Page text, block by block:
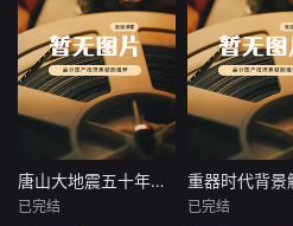
约热内卢废墟中，
城市被阶级斗争撕
裂，人们沉迷于血
腥竞技。一位抵抗
运动领袖为拯救妹
妹免于遭遇比死亡
更惨烈的命运，被
迫卷入一场暴力而
高风险的竞赛。
着阳光的地
岸，这部野
纪录片深入
欧洲最重要迷
栖息地，并邂
最非凡的野
民。蓝鲸、北
与翱翔天际
领衔登场，珍
唐山大地震五十年回望 唐山大地震五十年回望
已完结
重器时代背景
已完结